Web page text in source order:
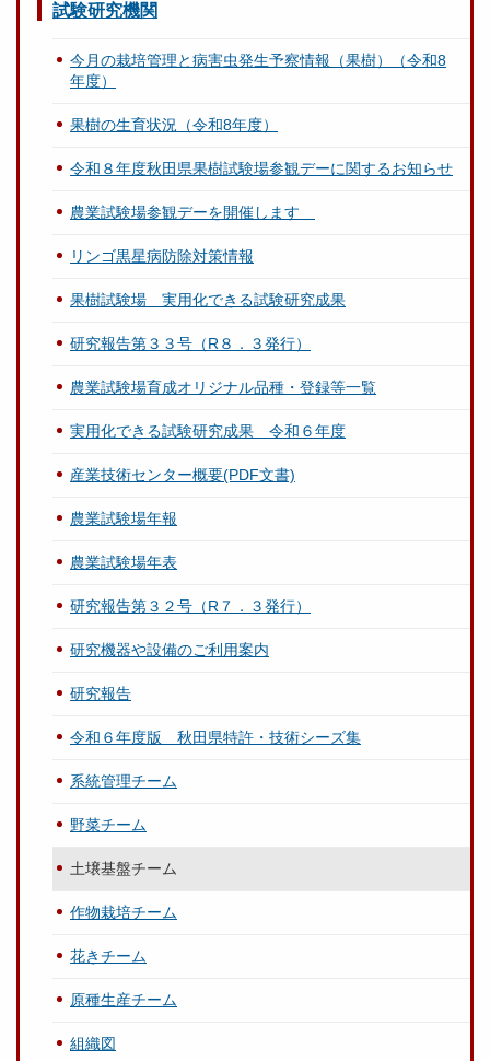
試験研究機関
今月の栽培管理と病害虫発生予察情報（果樹）（令和8
年度）
果樹の生育状況（令和8年度）
令和８年度秋田県果樹試験場参観デーに関するお知らせ
農業試験場参観デーを開催します
リンゴ黒星病防除対策情報
果樹試験場 実用化できる試験研究成果
研究報告第３３号（R８．３発行）
農業試験場育成オリジナル品種・登録等一覧
実用化できる試験研究成果 令和６年度
産業技術センター概要(PDF文書)
農業試験場年報
農業試験場年表
研究報告第３２号（R７．３発行）
研究機器や設備のご利用案内
研究報告
令和６年度版 秋田県特許・技術シーズ集
系統管理チーム
野菜チーム
土壌基盤チーム
作物栽培チーム
花きチーム
原種生産チーム
組織図